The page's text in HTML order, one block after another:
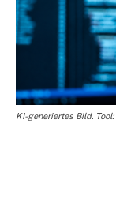
KI-generiertes Bild. Tool: